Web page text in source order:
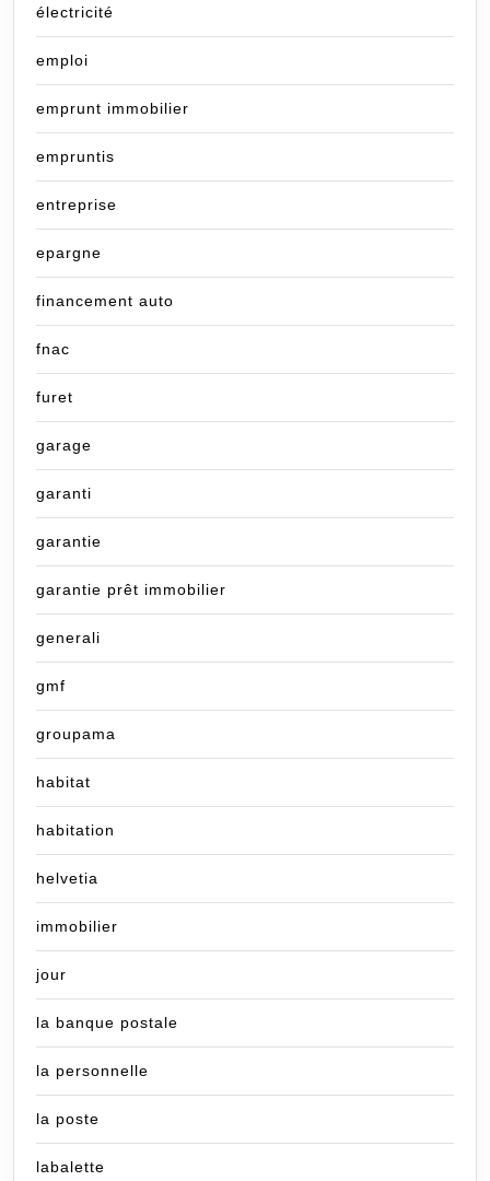
électricité
emploi
emprunt immobilier
empruntis
entreprise
epargne
financement auto
fnac
furet
garage
garanti
garantie
garantie prêt immobilier
generali
gmf
groupama
habitat
habitation
helvetia
immobilier
jour
la banque postale
la personnelle
la poste
labalette